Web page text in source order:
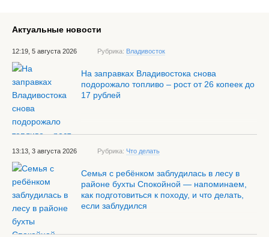
Актуальные новости
12:19, 5 августа 2026 Рубрика: Владивосток
На заправках Владивостока снова
подорожало топливо – рост от 26 копеек до
17 рублей
13:13, 3 августа 2026 Рубрика: Что делать
Семья с ребёнком заблудилась в лесу в
районе бухты Спокойной — напоминаем,
как подготовиться к походу, и что делать,
если заблудился